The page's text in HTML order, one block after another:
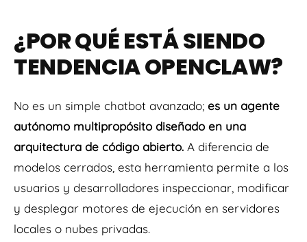
¿POR QUÉ ESTÁ SIENDO
TENDENCIA OPENCLAW?
No es un simple chatbot avanzado; es un agente
autónomo multipropósito diseñado en una
arquitectura de código abierto. A diferencia de
modelos cerrados, esta herramienta permite a los
usuarios y desarrolladores inspeccionar, modificar
y desplegar motores de ejecución en servidores
locales o nubes privadas.